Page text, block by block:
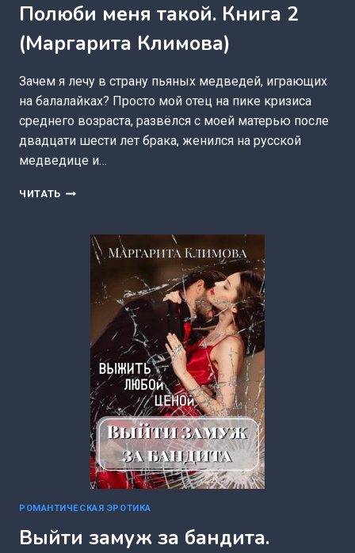
Полюби меня такой. Книга 2
(Маргарита Климова)
Зачем я лечу в страну пьяных медведей, играющих
на балалайках? Просто мой отец на пике кризиса
среднего возраста, развёлся с моей матерью после
двадцати шести лет брака, женился на русской
медведице и…
ЧИТАТЬ ПОЛЮБИ
КНИГА
КЛИМОВА)
РОМАНТИЧЕСКАЯ ЭРОТИКА
Выйти замуж за бандита.